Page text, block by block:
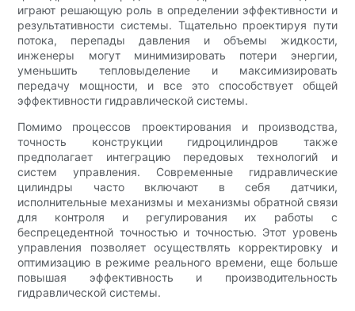
играют решающую роль в определении эффективности и
результативности системы. Тщательно проектируя пути
потока, перепады давления и объемы жидкости,
инженеры могут минимизировать потери энергии,
уменьшить тепловыделение и максимизировать
передачу мощности, и все это способствует общей
эффективности гидравлической системы.
Помимо процессов проектирования и производства,
точность конструкции гидроцилиндров также
предполагает интеграцию передовых технологий и
систем управления. Современные гидравлические
цилиндры часто включают в себя датчики,
исполнительные механизмы и механизмы обратной связи
для контроля и регулирования их работы с
беспрецедентной точностью и точностью. Этот уровень
управления позволяет осуществлять корректировку и
оптимизацию в режиме реального времени, еще больше
повышая эффективность и производительность
гидравлической системы.